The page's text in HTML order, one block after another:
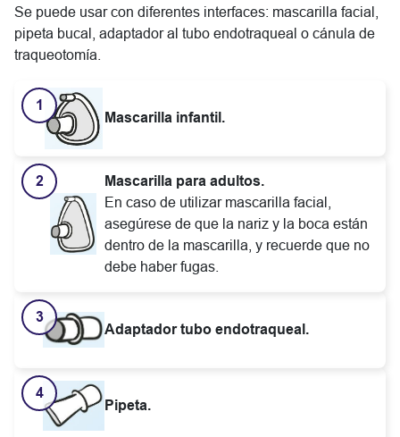
Se puede usar con diferentes interfaces: mascarilla facial,
pipeta bucal, adaptador al tubo endotraqueal o cánula de
traqueotomía.
Mascarilla infantil.
Mascarilla para adultos.
En caso de utilizar mascarilla facial,
asegúrese de que la nariz y la boca están
dentro de la mascarilla, y recuerde que no
debe haber fugas.
Adaptador tubo endotraqueal.
Pipeta.